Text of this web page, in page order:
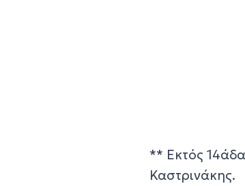
** Εκτός
Καστρινάκης.